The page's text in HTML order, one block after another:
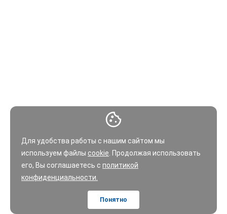
Для удобства работы с нашим сайтом мы
используем файлы cookie . Продолжая использовать
его, Вы соглашаетесь с политикой
конфиденциальности.
Понятно